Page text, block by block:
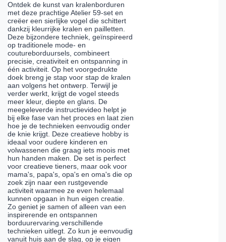
Ontdek de kunst van kralenborduren
met deze prachtige Atelier 59-set en
creëer een sierlijke vogel die schittert
dankzij kleurrijke kralen en pailletten.
Deze bijzondere techniek, geïnspireerd
op traditionele mode- en
coutureborduursels, combineert
precisie, creativiteit en ontspanning in
één activiteit. Op het voorgedrukte
doek breng je stap voor stap de kralen
aan volgens het ontwerp. Terwijl je
verder werkt, krijgt de vogel steeds
meer kleur, diepte en glans. De
meegeleverde instructievideo helpt je
bij elke fase van het proces en laat zien
hoe je de technieken eenvoudig onder
de knie krijgt. Deze creatieve hobby is
ideaal voor oudere kinderen en
volwassenen die graag iets moois met
hun handen maken. De set is perfect
voor creatieve tieners, maar ook voor
mama's, papa's, opa's en oma's die op
zoek zijn naar een rustgevende
activiteit waarmee ze even helemaal
kunnen opgaan in hun eigen creatie.
Zo geniet je samen of alleen van een
inspirerende en ontspannen
borduurervaring.verschillende
technieken uitlegt. Zo kun je eenvoudig
vanuit huis aan de slag, op je eigen